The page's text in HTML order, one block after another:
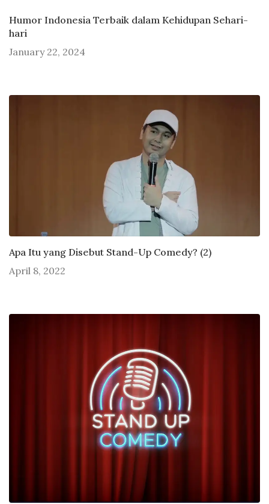
Humor Indonesia Terbaik dalam Kehidupan Sehari-
hari
January 22, 2024
Apa Itu yang Disebut Stand-Up Comedy? (2)
April 8, 2022